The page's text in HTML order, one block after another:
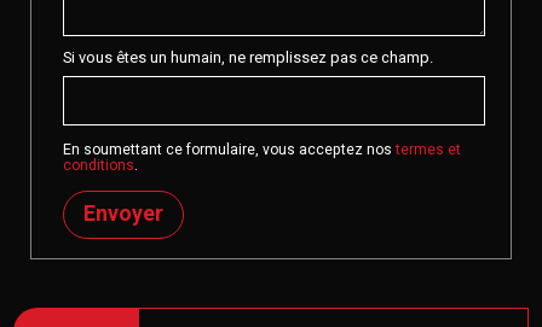
Si vous êtes un humain, ne remplissez pas ce champ.
En soumettant ce formulaire, vous acceptez nostermes et
conditions.
Envoyer